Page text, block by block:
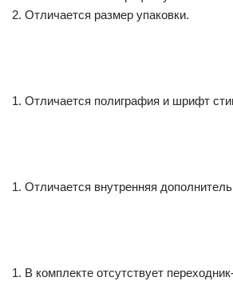
2. Отличается размер упаковки.
1. Отличается полиграфия и шрифт
1. Отличается внутренняя
1. В комплекте отсутствует